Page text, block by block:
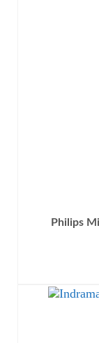
Philips